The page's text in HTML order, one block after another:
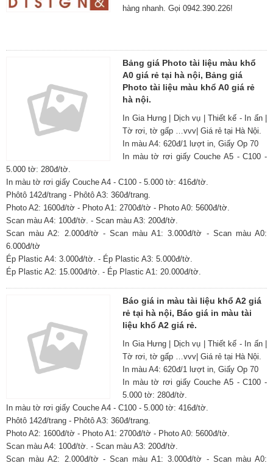
hàng nhanh. Gọi 0942.390.226!
Bảng giá Photo tài liệu màu khổ
A0 giá rẻ tại hà nội, Bảng giá
Photo tài liệu màu khổ A0 giá rẻ
hà nội.
In Gia Hưng | Dịch vụ | Thiết kế - In ấn |
Tờ rơi, tờ gấp …vvv| Giá rẻ tại Hà Nội.
In màu A4: 620đ/1 lượt in, Giấy Op 70
In màu tờ rơi giấy Couche A5 - C100 -
5.000 tờ: 280đ/tờ.
In màu tờ rơi giấy Couche A4 - C100 - 5.000 tờ: 416đ/tờ.
Phôtô 142đ/trang - Phôtô A3: 360đ/trang.
Photo A2: 1600đ/tờ - Photo A1: 2700đ/tờ - Photo A0: 5600đ/tờ.
Scan màu A4: 100đ/tờ. - Scan màu A3: 200đ/tờ.
Scan màu A2: 2.000đ/tờ - Scan màu A1: 3.000đ/tờ - Scan màu A0:
6.000đ/tờ
Ép Plastic A4: 3.000đ/tờ. - Ép Plastic A3: 5.000đ/tờ.
Ép Plastic A2: 15.000đ/tờ. - Ép Plastic A1: 20.000đ/tờ.
Báo giá in màu tài liệu khổ A2 giá
rẻ tại hà nội, Báo giá in màu tài
liệu khổ A2 giá rẻ.
In Gia Hưng | Dịch vụ | Thiết kế - In ấn |
Tờ rơi, tờ gấp …vvv| Giá rẻ tại Hà Nội.
In màu A4: 620đ/1 lượt in, Giấy Op 70
In màu tờ rơi giấy Couche A5 - C100 -
5.000 tờ: 280đ/tờ.
In màu tờ rơi giấy Couche A4 - C100 - 5.000 tờ: 416đ/tờ.
Phôtô 142đ/trang - Phôtô A3: 360đ/trang.
Photo A2: 1600đ/tờ - Photo A1: 2700đ/tờ - Photo A0: 5600đ/tờ.
Scan màu A4: 100đ/tờ. - Scan màu A3: 200đ/tờ.
Scan màu A2: 2.000đ/tờ - Scan màu A1: 3.000đ/tờ - Scan màu A0: